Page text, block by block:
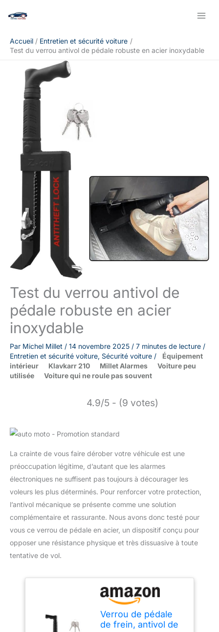
Accueil
Entretien et sécurité voiture
Test du verrou antivol de pédale robuste en acier inoxydable
Test du verrou antivol de
pédale robuste en acier
inoxydable
Par Michel Millet / 14 novembre 2025 / 7 minutes de lecture /
Entretien et sécurité voiture, Sécurité voiture /
Équipement
intérieur
Klavkarr 210 Millet Alarmes
Voiture peu
utilisée
Voiture qui ne roule pas souvent
4.9/5 - (9 votes)
La crainte de vous faire dérober votre véhicule est une
préoccupation légitime, d’autant que les alarmes
électroniques ne suffisent pas toujours à décourager les
voleurs les plus déterminés. Pour renforcer votre protection,
l’antivol mécanique se présente comme une solution
complémentaire et rassurante. Nous avons donc testé pour
vous ce verrou de pédale en acier, un dispositif conçu pour
opposer une résistance physique et très dissuasive à toute
tentative de vol.
Verrou de pédale
de frein, antivol de